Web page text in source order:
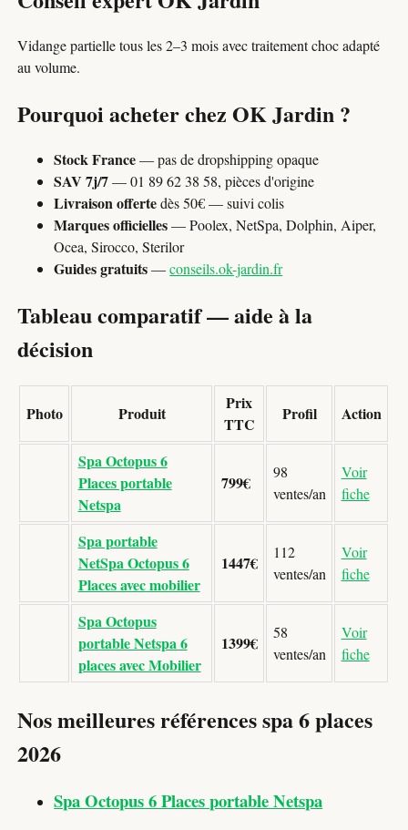
Vidange partielle tous les 2–3 mois avec traitement choc adapté
au volume.
Pourquoi acheter chez OK Jardin ?
Stock France— pas de dropshipping opaque
SAV 7j/7— 01 89 62 38 58, pièces d'origine
Livraison offertedès 50€ — suivi colis
Marques officielles— Poolex, NetSpa, Dolphin, Aiper,
Ocea, Sirocco, Sterilor
Guides gratuits—conseils.ok-jardin.fr
Tableau comparatif — aide à la
décision
Photo Produit
Prix
TTC
Profil Action
Spa Octopus 6
Places portable
Netspa
799€
98
ventes/an
Voir
fiche
Spa portable
NetSpa Octopus 6
Places avec mobilier
1447€
112
ventes/an
Voir
fiche
Spa Octopus
portable Netspa 6
places avec Mobilier
1399€
58
ventes/an
Voir
fiche
Nos meilleures références spa 6 places
2026
Spa Octopus 6 Places portable Netspa